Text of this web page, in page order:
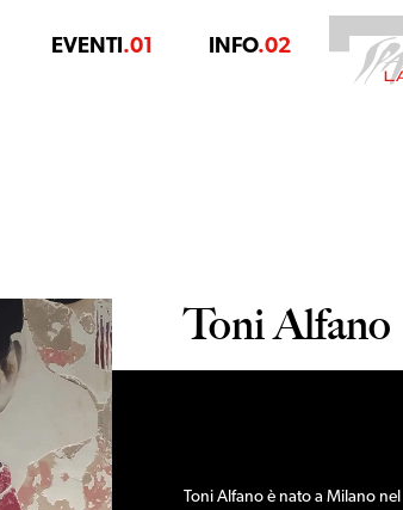
EVENTI.01 INFO.02
Toni Alfano
Toni Alfano è nato a Milano nel